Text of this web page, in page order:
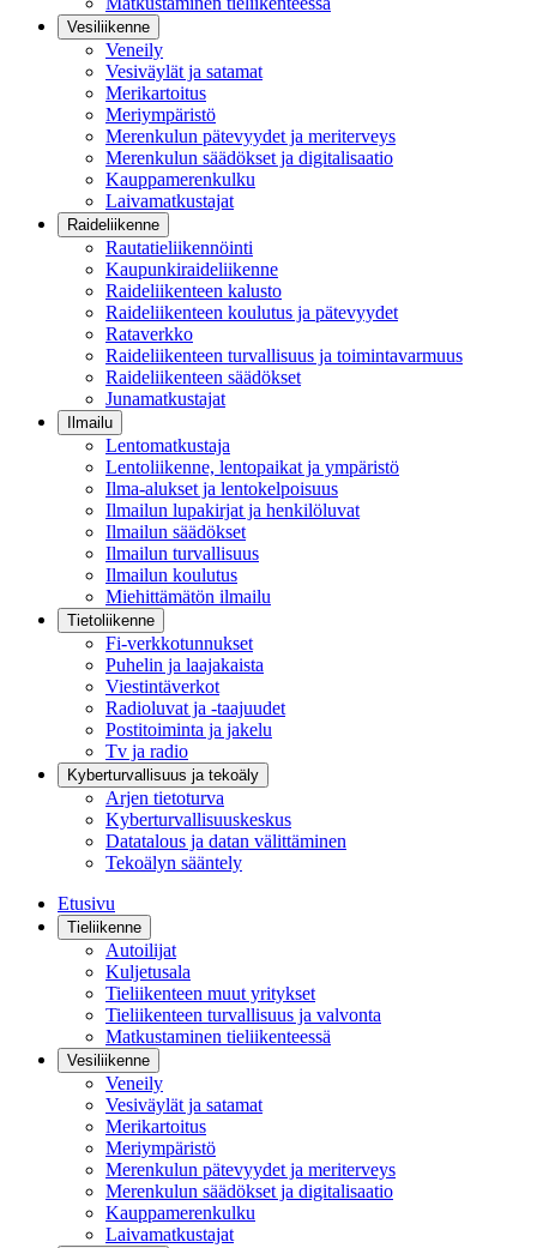
Vesiliikenne
Veneily
Vesiväylät ja satamat
Merikartoitus
Meriympäristö
Merenkulun pätevyydet ja meriterveys
Merenkulun säädökset ja digitalisaatio
Kauppamerenkulku
Laivamatkustajat
Raideliikenne
Rautatieliikennöinti
Kaupunkiraideliikenne
Raideliikenteen kalusto
Raideliikenteen koulutus ja pätevyydet
Rataverkko
Raideliikenteen turvallisuus ja toimintavarmuus
Raideliikenteen säädökset
Junamatkustajat
Ilmailu
Lentomatkustaja
Lentoliikenne, lentopaikat ja ympäristö
Ilma-alukset ja lentokelpoisuus
Ilmailun lupakirjat ja henkilöluvat
Ilmailun säädökset
Ilmailun turvallisuus
Ilmailun koulutus
Miehittämätön ilmailu
Tietoliikenne
Fi-verkkotunnukset
Puhelin ja laajakaista
Viestintäverkot
Radioluvat ja -taajuudet
Postitoiminta ja jakelu
Tv ja radio
Kyberturvallisuus ja tekoäly
Arjen tietoturva
Kyberturvallisuuskeskus
Datatalous ja datan välittäminen
Tekoälyn sääntely
Etusivu
Tieliikenne
Autoilijat
Kuljetusala
Tieliikenteen muut yritykset
Tieliikenteen turvallisuus ja valvonta
Matkustaminen tieliikenteessä
Vesiliikenne
Veneily
Vesiväylät ja satamat
Merikartoitus
Meriympäristö
Merenkulun pätevyydet ja meriterveys
Merenkulun säädökset ja digitalisaatio
Kauppamerenkulku
Laivamatkustajat